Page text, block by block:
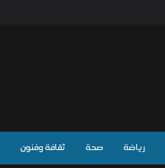
رياضة صحة ثقافة وفنون